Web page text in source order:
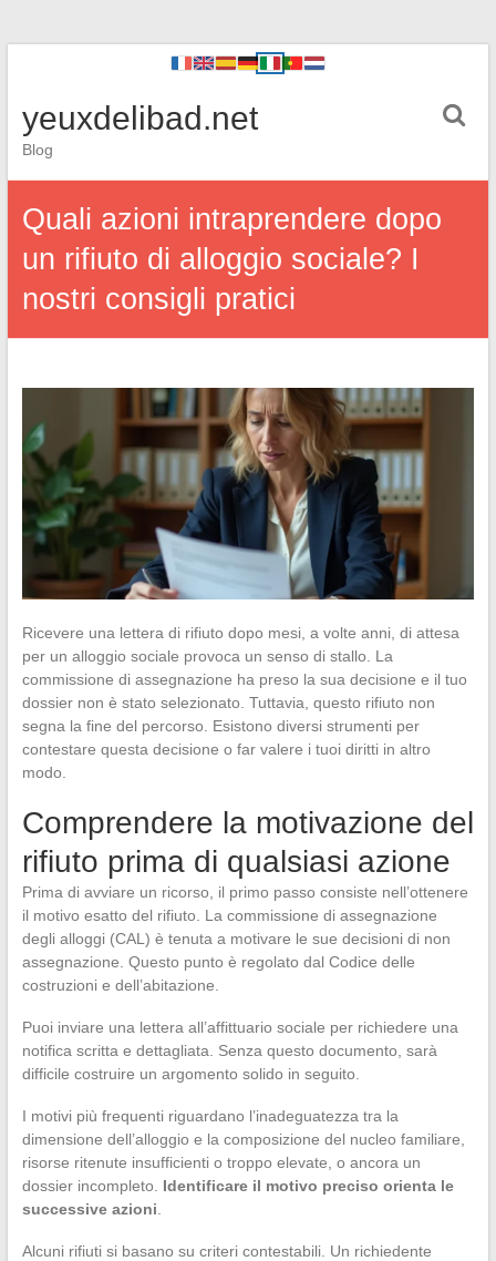
yeuxdelibad.net
Blog
Quali azioni intraprendere dopo
un rifiuto di alloggio sociale? I
nostri consigli pratici
Ricevere una lettera di rifiuto dopo mesi, a volte anni, di attesa
per un alloggio sociale provoca un senso di stallo. La
commissione di assegnazione ha preso la sua decisione e il tuo
dossier non è stato selezionato. Tuttavia, questo rifiuto non
segna la fine del percorso. Esistono diversi strumenti per
contestare questa decisione o far valere i tuoi diritti in altro
modo.
Comprendere la motivazione del
rifiuto prima di qualsiasi azione
Prima di avviare un ricorso, il primo passo consiste nell’ottenere
il motivo esatto del rifiuto. La commissione di assegnazione
degli alloggi (CAL) è tenuta a motivare le sue decisioni di non
assegnazione. Questo punto è regolato dal Codice delle
costruzioni e dell’abitazione.
Puoi inviare una lettera all’affittuario sociale per richiedere una
notifica scritta e dettagliata. Senza questo documento, sarà
difficile costruire un argomento solido in seguito.
I motivi più frequenti riguardano l’inadeguatezza tra la
dimensione dell’alloggio e la composizione del nucleo familiare,
risorse ritenute insufficienti o troppo elevate, o ancora un
dossier incompleto. Identificare il motivo preciso orienta le
successive azioni
Alcuni rifiuti si basano su criteri contestabili. Un richiedente